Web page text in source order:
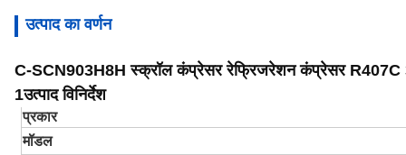
उत्पाद का वर्णन
C-SCN903H8H स्क्रॉल कंप्रेसर रेफ्रिजरेशन कंप्रेसर
1उत्पाद विनिर्देश
प्रकार
मॉडल